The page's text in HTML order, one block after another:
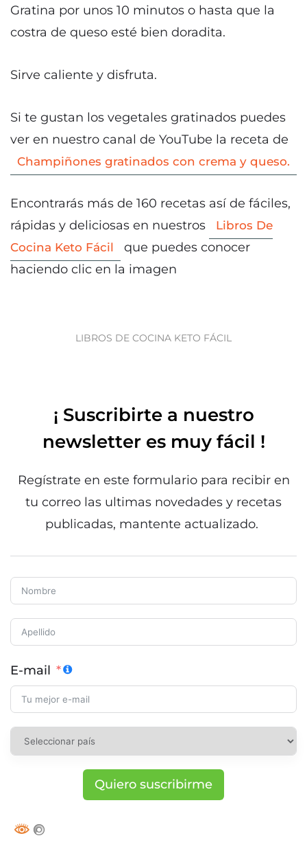
Gratina por unos 10 minutos o hasta que la
costra de queso esté bien doradita.
Sirve caliente y disfruta.
Si te gustan los vegetales gratinados puedes
ver en nuestro canal de YouTube la receta de
Champiñones gratinados con crema y queso.
Encontrarás más de 160 recetas así de fáciles,
rápidas y deliciosas en nuestros
Libros De
Cocina Keto Fácil
que puedes conocer
haciendo clic en la imagen
LIBROS DE COCINA KETO FÁCIL
¡ Suscribirte a nuestro
newsletter es muy fácil !
Regístrate en este formulario para recibir en
tu correo las ultimas novedades y recetas
publicadas, mantente actualizado.
E-mail
Quiero suscribirme